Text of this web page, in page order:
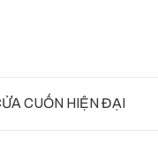
CUỐN HIỆN ĐẠI